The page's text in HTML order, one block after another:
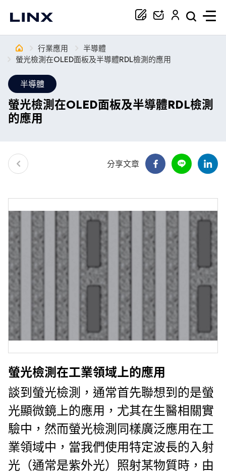
你正在尋找協助嗎？
行業應用
半導體
螢光檢測在OLED面板及半導體RDL檢測的應用
半導體
螢光檢測在OLED面板及半導體RDL檢測
的應用
分享文章
螢光檢測在工業領域上的應用
談到螢光檢測，通常首先聯想到的是螢
光顯微鏡上的應用，尤其在生醫相關實
驗中，然而螢光檢測同樣廣泛應用在工
業領域中，當我們使用特定波長的入射
光（通常是紫外光）照射某物質時，由